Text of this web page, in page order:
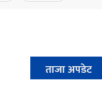
ताजा अपडेट